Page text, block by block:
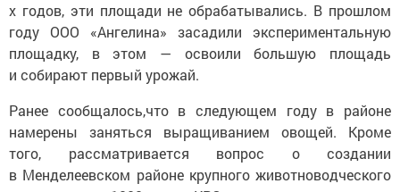
х годов, эти площади не обрабатывались. В прошлом
году ООО «Ангелина» засадили экспериментальную
площадку, в этом — освоили большую площадь
и собирают первый урожай.
Ранее сообщалось,что в следующем году в районе
намерены заняться выращиванием овощей. Кроме
того, рассматривается вопрос о создании
в Менделеевском районе крупного животноводческого